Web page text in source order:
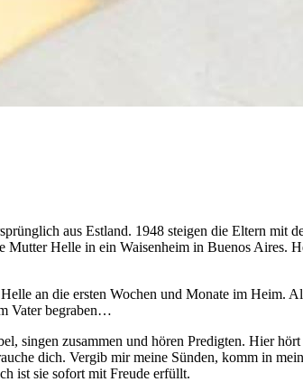
aus Estland. 1948 steigen die Eltern
Helle in ein Waisenheim in Buenos Aires.
an die ersten Wochen und Monate im Heim.
Vater begraben…
singen zusammen und hören Predigten. Hier
dich. Vergib mir meine Sünden, komm in
ist sie sofort mit Freude erfüllt.